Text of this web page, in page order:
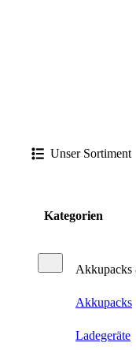
Unser Sortiment
Kategorien
Akkupacks
Akkupacks
Ladegeräte